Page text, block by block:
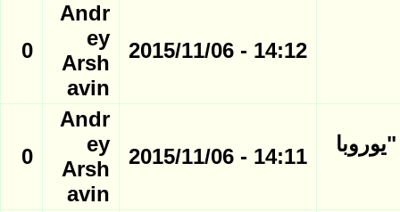
14:12 - 2015/11/06
Andr
ey
Arsh
avin
0
14:11 - 2015/11/06
Andr
ey
Arsh
avin
0